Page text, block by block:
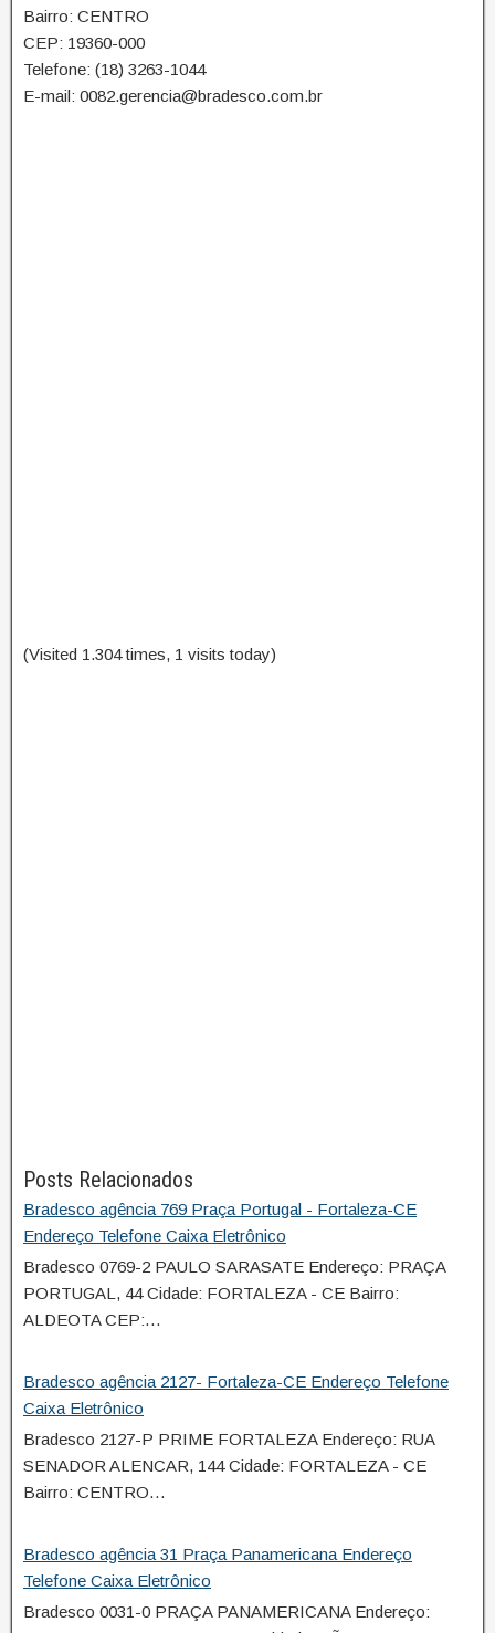
Bairro: CENTRO
CEP: 19360-000
Telefone: (18) 3263-1044
E-mail: 0082.gerencia@bradesco.com.br
(Visited 1.304 times, 1 visits today)
Posts Relacionados
Bradesco agência 769 Praça Portugal - Fortaleza-CE
Endereço Telefone Caixa Eletrônico
Bradesco 0769-2 PAULO SARASATE Endereço: PRAÇA
PORTUGAL, 44 Cidade: FORTALEZA - CE Bairro:
ALDEOTA CEP:…
Bradesco agência 2127- Fortaleza-CE Endereço Telefone
Caixa Eletrônico
Bradesco 2127-P PRIME FORTALEZA Endereço: RUA
SENADOR ALENCAR, 144 Cidade: FORTALEZA - CE
Bairro: CENTRO…
Bradesco agência 31 Praça Panamericana Endereço
Telefone Caixa Eletrônico
Bradesco 0031-0 PRAÇA PANAMERICANA Endereço: